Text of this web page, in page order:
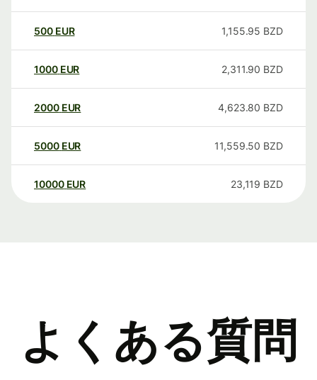
500 EUR 1,155.95 BZD
1000 EUR 2,311.90 BZD
2000 EUR 4,623.80 BZD
5000 EUR 11,559.50 BZD
10000 EUR 23,119 BZD
よくある質問